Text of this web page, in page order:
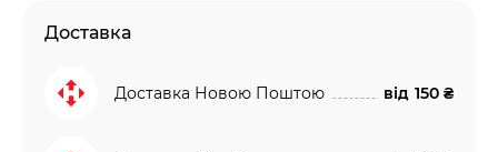
Доставка
Доставка Новою Поштою від 150 ₴